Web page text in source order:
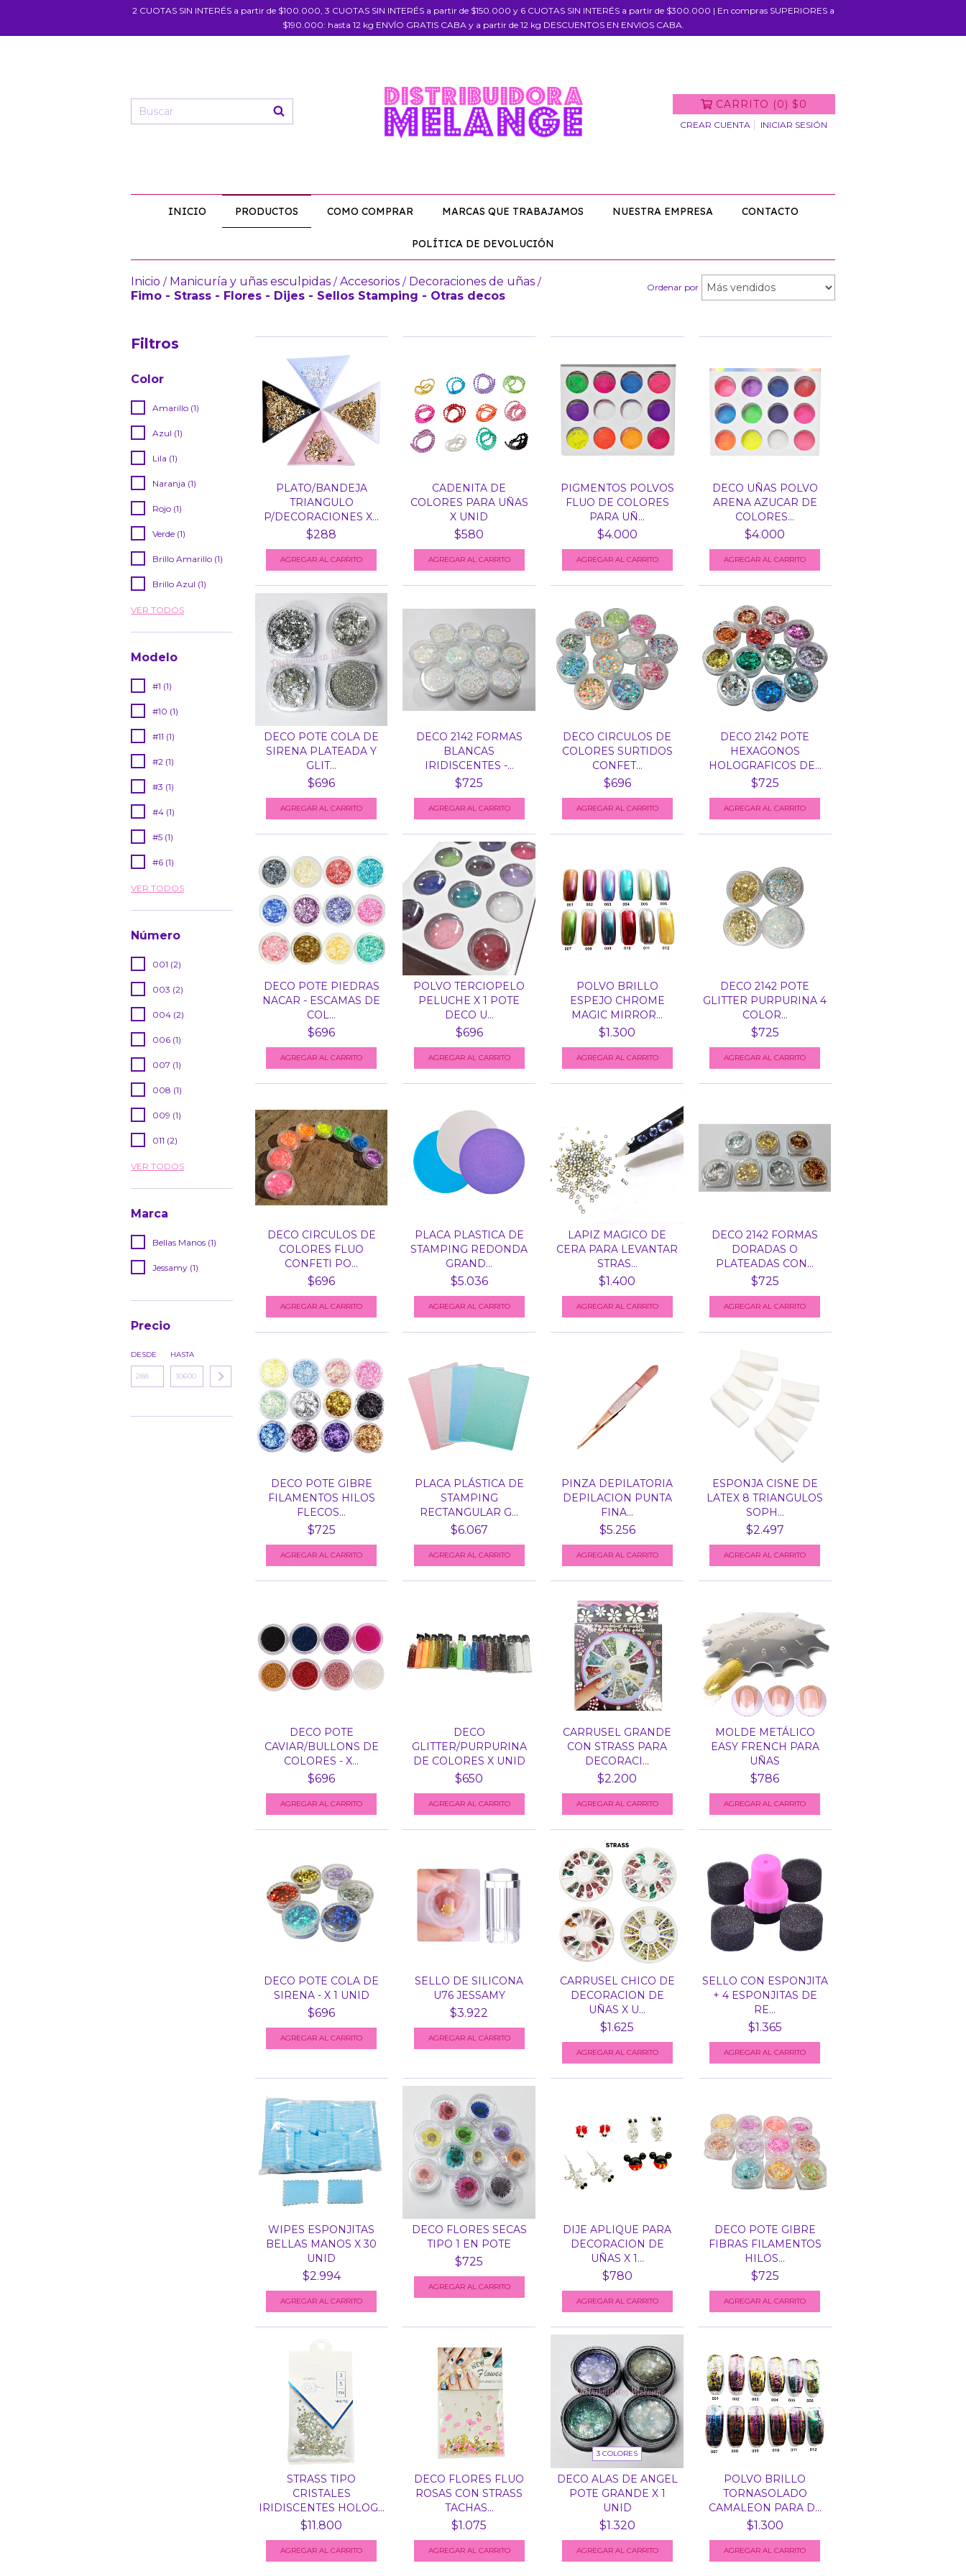
2 CUOTAS SIN INTERÉS a partir de $100.000, 3 CUOTAS SIN INTERÉS a partir de $150.000 y 6 CUOTAS SIN INTERÉS a partir de $300.000 | En compras SUPERIORES a
$190.000: hasta 12 kg ENVÍO GRATIS CABA y a partir de 12 kg DESCUENTOS EN ENVIOS CABA.
CARRITO (0) $0
CREAR CUENTA INICIAR SESIÓN
INICIO PRODUCTOS COMO COMPRAR MARCAS QUE TRABAJAMOS NUESTRA EMPRESA CONTACTO
POLÍTICA DE DEVOLUCIÓN
Inicio / Manicuría y uñas esculpidas / Accesorios / Decoraciones de uñas /
Fimo - Strass - Flores - Dijes - Sellos Stamping - Otras decos
Ordenar por
Filtros
Color
Amarillo (1)
Azul (1)
Lila (1)
Naranja (1)
Rojo (1)
Verde (1)
Brillo Amarillo (1)
Brillo Azul (1)
VER TODOS
Modelo
#1 (1)
#10 (1)
#11 (1)
#2 (1)
#3 (1)
#4 (1)
#5 (1)
#6 (1)
VER TODOS
Número
001 (2)
003 (2)
004 (2)
006 (1)
007 (1)
008 (1)
009 (1)
011 (2)
VER TODOS
Marca
Bellas Manos (1)
Jessamy (1)
Precio
DESDE HASTA
PLATO/BANDEJA
TRIANGULO
P/DECORACIONES X...
$288
CADENITA DE
COLORES PARA UÑAS
X UNID
$580
PIGMENTOS POLVOS
FLUO DE COLORES
PARA UÑ...
$4.000
DECO UÑAS POLVO
ARENA AZUCAR DE
COLORES...
$4.000
DECO POTE COLA DE
SIRENA PLATEADA Y
GLIT...
$696
DECO 2142 FORMAS
BLANCAS
IRIDISCENTES -...
$725
DECO CIRCULOS DE
COLORES SURTIDOS
CONFET...
$696
DECO 2142 POTE
HEXAGONOS
HOLOGRAFICOS DE...
$725
DECO POTE PIEDRAS
NACAR - ESCAMAS DE
COL...
$696
POLVO TERCIOPELO
PELUCHE X 1 POTE
DECO U...
$696
POLVO BRILLO
ESPEJO CHROME
MAGIC MIRROR...
$1.300
AGREGAR AL CARRITO
DECO 2142 POTE
GLITTER PURPURINA 4
COLOR...
$725
DECO CIRCULOS DE
COLORES FLUO
CONFETI PO...
$696
PLACA PLASTICA DE
STAMPING REDONDA
GRAND...
$5.036
AGREGAR AL CARRITO
LAPIZ MAGICO DE
CERA PARA LEVANTAR
STRAS...
$1.400
DECO 2142 FORMAS
DORADAS O
PLATEADAS CON...
$725
DECO POTE GIBRE
FILAMENTOS HILOS
FLECOS...
$725
PLACA PLÁSTICA DE
STAMPING
RECTANGULAR G...
$6.067
AGREGAR AL CARRITO
PINZA DEPILATORIA
DEPILACION PUNTA
FINA...
$5.256
ESPONJA CISNE DE
LATEX 8 TRIANGULOS
SOPH...
$2.497
DECO POTE
CAVIAR/BULLONS DE
COLORES - X...
$696
DECO
GLITTER/PURPURINA
DE COLORES X UNID
$650
CARRUSEL GRANDE
CON STRASS PARA
DECORACI...
$2.200
AGREGAR AL CARRITO
MOLDE METÁLICO
EASY FRENCH PARA
UÑAS
$786
DECO POTE COLA DE
SIRENA - X 1 UNID
$696
SELLO DE SILICONA
U76 JESSAMY
$3.922
CARRUSEL CHICO DE
DECORACION DE
UÑAS X U...
$1.625
SELLO CON ESPONJITA
+ 4 ESPONJITAS DE
RE...
$1.365
WIPES ESPONJITAS
BELLAS MANOS X 30
UNID
$2.994
DECO FLORES SECAS
TIPO 1 EN POTE
$725
DIJE APLIQUE PARA
DECORACION DE
UÑAS X 1...
$780
DECO POTE GIBRE
FIBRAS FILAMENTOS
HILOS...
$725
STRASS TIPO
CRISTALES
IRIDISCENTES HOLOG...
$11.800
DECO FLORES FLUO
ROSAS CON STRASS
TACHAS...
$1.075
3 COLORES
DECO ALAS DE ANGEL
POTE GRANDE X 1
UNID
$1.320
AGREGAR AL CARRITO
POLVO BRILLO
TORNASOLADO
CAMALEON PARA D...
$1.300
AGREGAR AL CARRITO